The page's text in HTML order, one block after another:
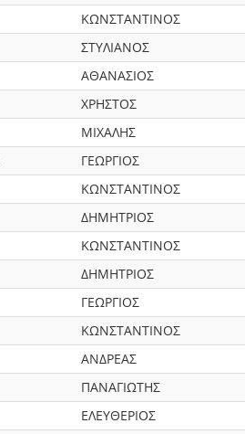
ΚΩΝΣΤΑΝΤΙΝΟΣ
ΣΤΥΛΙΑΝΟΣ
ΑΘΑΝΑΣΙΟΣ
ΧΡΗΣΤΟΣ
ΜΙΧΑΛΗΣ
ΓΕΩΡΓΙΟΣ
ΚΩΝΣΤΑΝΤΙΝΟΣ
ΔΗΜΗΤΡΙΟΣ
ΚΩΝΣΤΑΝΤΙΝΟΣ
ΔΗΜΗΤΡΙΟΣ
ΓΕΩΡΓΙΟΣ
ΚΩΝΣΤΑΝΤΙΝΟΣ
ΑΝΔΡΕΑΣ
ΠΑΝΑΓΙΩΤΗΣ
ΕΛΕΥΘΕΡΙΟΣ